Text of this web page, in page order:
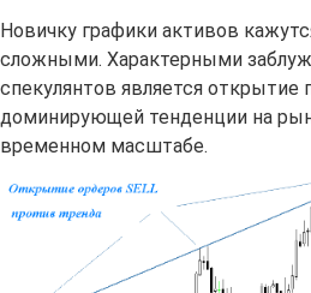
Новичку графики активов
сложными. Характерными
спекулянтов является открытие
доминирующей тенденции на
временном масштабе.